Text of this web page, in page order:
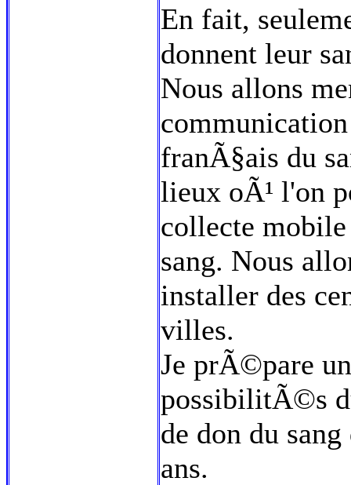
En fait,
donnent leur
Nous allons
franÃ§ais du
lieux oÃ¹ l'on
collecte
sang. Nous
installer des
villes.
Je prÃ©pare
possibilitÃ©s
de don du
ans.